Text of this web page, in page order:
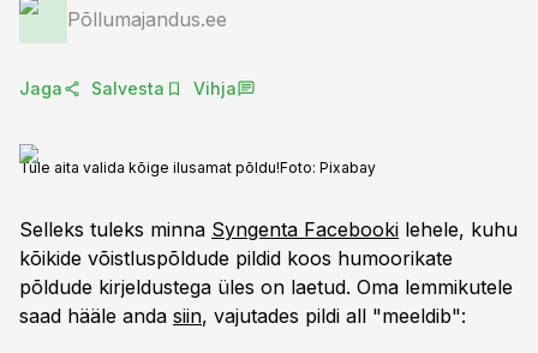
Põllumajandus.ee
Jaga Salvesta Vihja
Tule aita valida kõige ilusamat põldu!Foto: Pixabay
Selleks tuleks minna Syngenta Facebooki lehele, kuhu
kõikide võistluspõldude pildid koos humoorikate
põldude kirjeldustega üles on laetud. Oma lemmikutele
saad hääle anda siin, vajutades pildi all "meeldib":